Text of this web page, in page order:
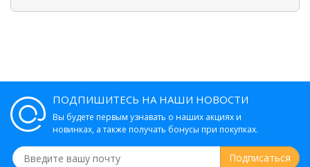
ПОДПИШИТЕСЬ НА НАШИ НОВОСТИ
Вы будете первым узнавать о наших акциях и
новинках, а также получать бонусы при покупках.